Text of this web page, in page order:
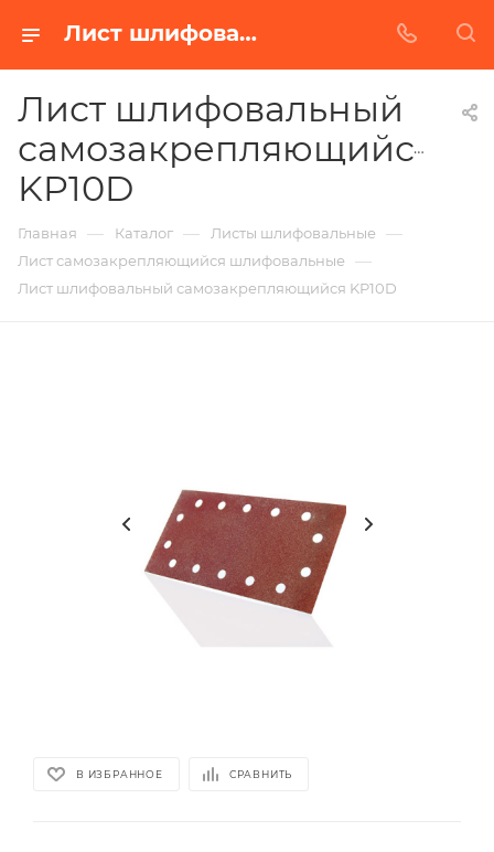
Лист шлифовальный самозакрепляющийся KP10D в Белгороде | Купить по недорогой цене от Абразивного Завода
Лист шлифовальный
самозакрепляющийся
KP10D
Главная — Каталог — Листы шлифовальные —
Лист самозакрепляющийся шлифовальные —
Лист шлифовальный самозакрепляющийся KP10D
В ИЗБРАННОЕ СРАВНИТЬ